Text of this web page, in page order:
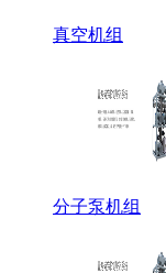
真空机组
分子泵机组